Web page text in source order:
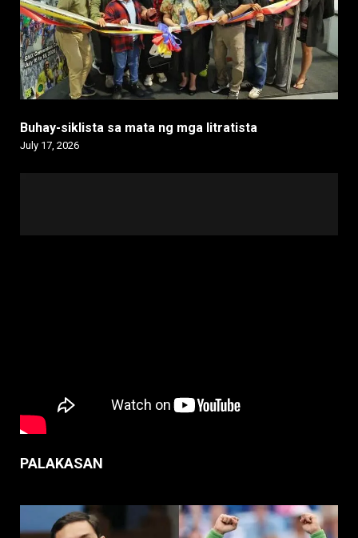
Buhay-siklista sa mata ng mga litratista
July 17, 2026
PALAKASAN